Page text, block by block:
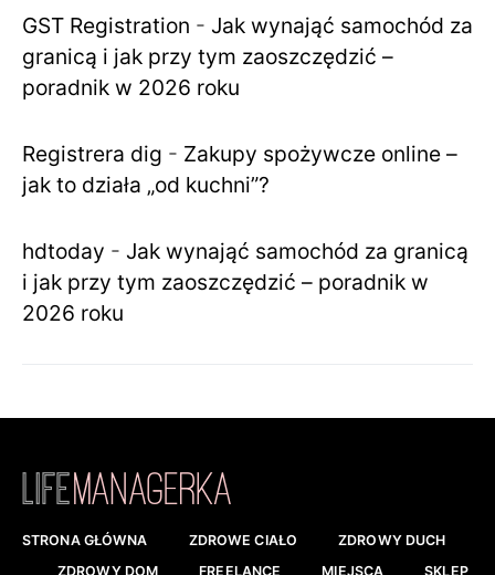
GST Registration - Jak wynająć samochód za
granicą i jak przy tym zaoszczędzić –
poradnik w 2026 roku
Registrera dig - Zakupy spożywcze online –
jak to działa „od kuchni”?
hdtoday - Jak wynająć samochód za granicą
i jak przy tym zaoszczędzić – poradnik w
2026 roku
STRONA GŁÓWNA ZDROWE CIAŁO
ZDROWY DUCH
ZDROWY DOM
FREELANCE MIEJSCA SKLEP